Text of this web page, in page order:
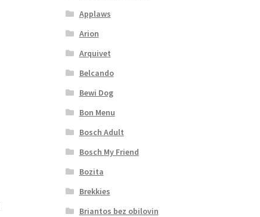
Applaws
Arion
Arquivet
Belcando
Bewi Dog
Bon Menu
Bosch Adult
Bosch My Friend
Bozita
Brekkies
Briantos bez obilovin